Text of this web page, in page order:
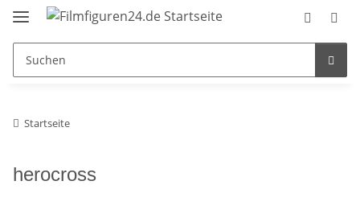
Startseite
herocross